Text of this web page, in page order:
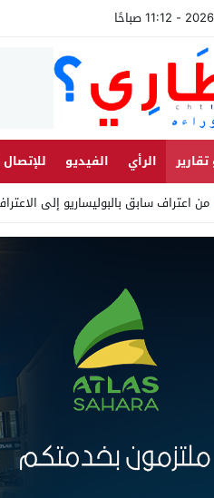
تقارير الرأي الفيديو
للإتصال
من اعتراف سابق بالبوليساريو إلى
Stop